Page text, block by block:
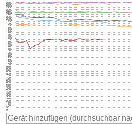
0
50
100
150
200
250
300
350
400
450
500
550
600
650
700
750
800
850
900
950
1000
1050
1100
1150
1200
1250
1300
1350
1400
1450
1500
1550
1600
1650
1700
1750
1800
1850
1900
1950
2000
2050
2100
2150
2200
2250
2300
2350